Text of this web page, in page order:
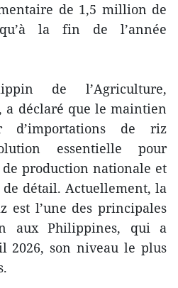
de 1,5 million de
la fin de l’année
de l’Agriculture,
a déclaré que le maintien
d’importations de riz
essentielle pour
production nationale et
détail. Actuellement, la
est l’une des principales
aux Philippines, qui a
2026, son niveau le plus